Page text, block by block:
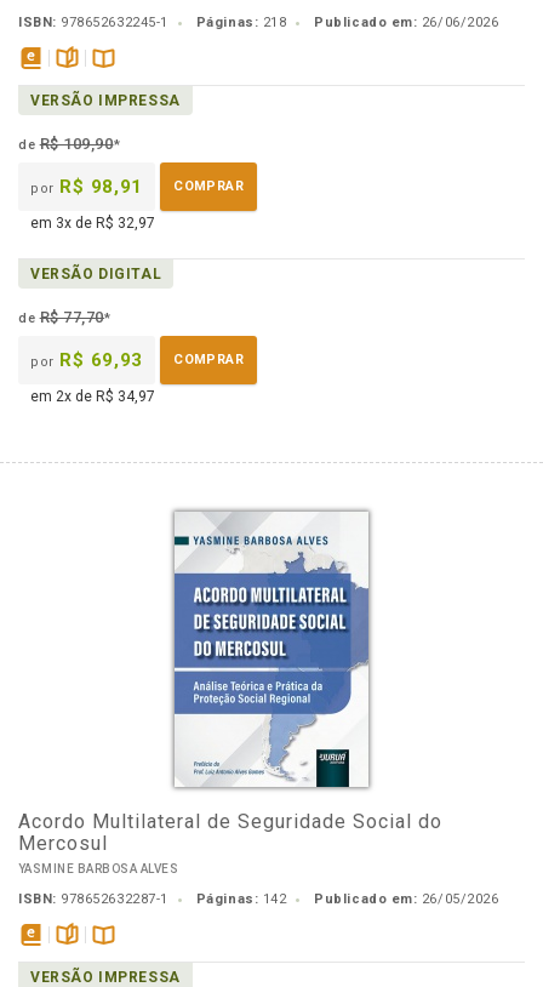
ISBN: 978652632245-1 Páginas: 218 Publicado em: 26/06/2026
disponível
em
páginasDisponível
na
VERSÃO IMPRESSA
deR$ 109,90*
por R$ 98,91 COMPRAR
em 3x de R$ 32,97
VERSÃO DIGITAL
deR$ 77,70*
por R$ 69,93 COMPRAR
em 2x de R$ 34,97
Acordo Multilateral de Seguridade Social do
Mercosul
YASMINE BARBOSA ALVES
ISBN: 978652632287-1 Páginas: 142 Publicado em: 26/05/2026
disponível
páginasDisponível
VERSÃO IMPRESSA